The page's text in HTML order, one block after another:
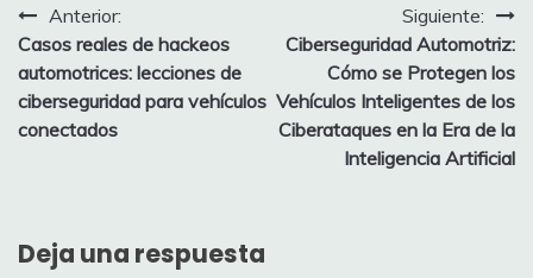
Navegación
de
entradas
Anterior:
Casos reales de hackeos
automotrices: lecciones de
ciberseguridad para vehículos
conectados
Siguiente:
Ciberseguridad Automotriz:
Cómo se Protegen los
Vehículos Inteligentes de los
Ciberataques en la Era de la
Inteligencia Artificial
Deja una respuesta